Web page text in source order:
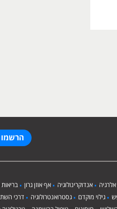
הרשמו
אלרגיה אנדוקרינולוגיה אף אוזן גרון
גילוי מוקדם גסטרואנטרולוגיה דרכי